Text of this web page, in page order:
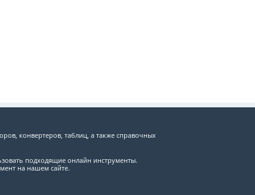
конвертеров, таблиц, а также справочных
подходящие онлайн инструменты.
на нашем сайте.